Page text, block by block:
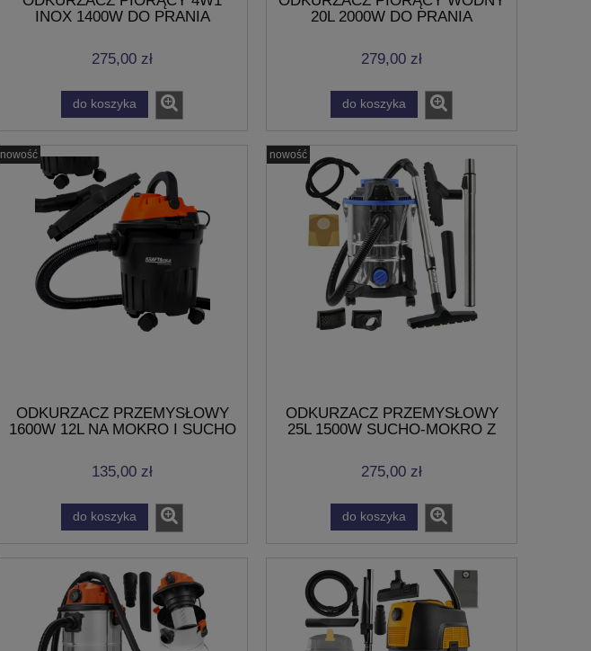
INOX 1400W DO PRANIA
275,00 zł
do koszyka
20L 2000W DO PRANIA
279,00 zł
do koszyka
ODKURZACZ PRZEMYSŁOWY
1600W 12L NA MOKRO I SUCHO
135,00 zł
do koszyka
nowość
ODKURZACZ PRZEMYSŁOWY
25L 1500W SUCHO-MOKRO Z
275,00 zł
do koszyka
nowość